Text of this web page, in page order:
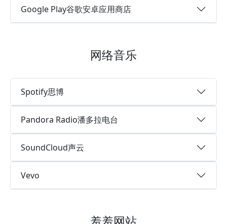
Google Play谷歌安卓应用商店
网络音乐
Spotify思博
Pandora Radio潘多拉电台
SoundCloud声云
Vevo